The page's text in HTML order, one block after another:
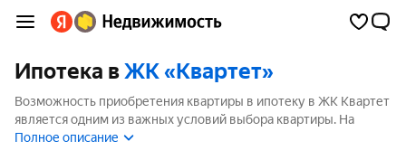
Ипотека вЖК «Квартет»
Возможность приобретения квартиры в ипотеку в ЖК Квартет
является одним из важных условий выбора квартиры. На
странице мы собрали программы кредитования банков для
Полное описание